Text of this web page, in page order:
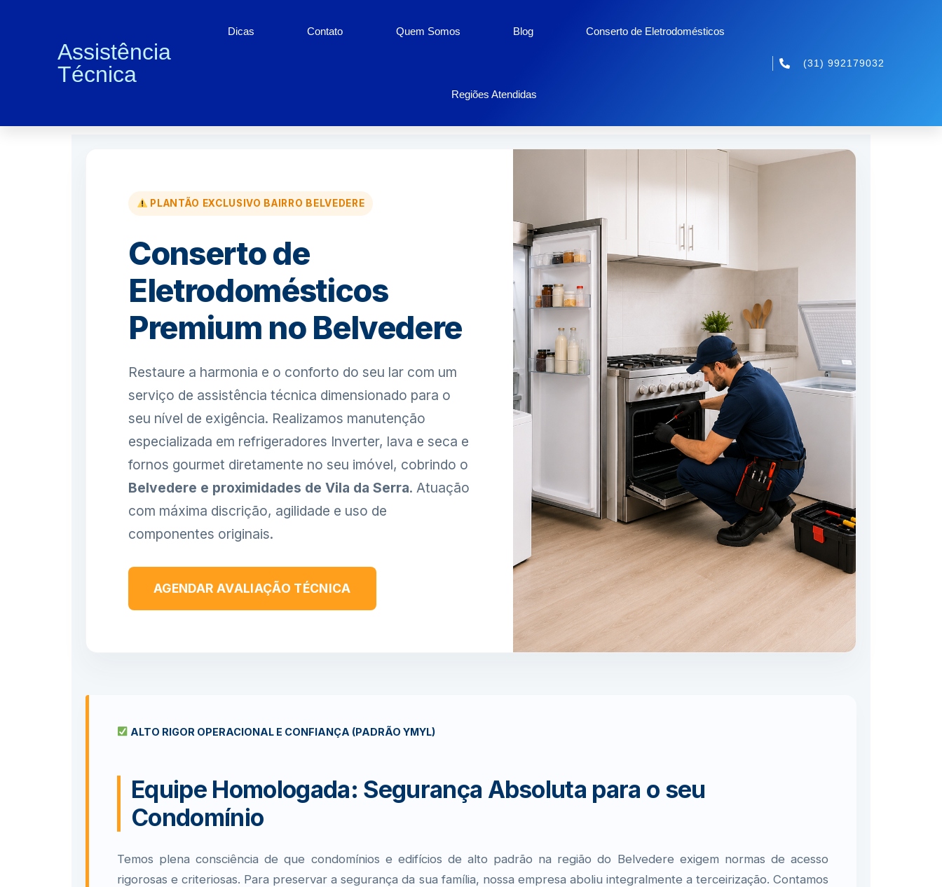
Assistência
Técnica
Dicas Contato Quem Somos Blog Conserto de Eletrodomésticos
Regiões Atendidas
(31) 992179032
Conserto de Eletrodomésticos Belvedere
PLANTÃO EXCLUSIVO BAIRRO BELVEDERE
Conserto de
Eletrodomésticos
Premium no Belvedere
Restaure a harmonia e o conforto do seu lar com um
serviço de assistência técnica dimensionado para o
seu nível de exigência. Realizamos manutenção
especializada em refrigeradores Inverter, lava e seca e
fornos gourmet diretamente no seu imóvel, cobrindo o
Belvedere e proximidades de Vila da Serra. Atuação
com máxima discrição, agilidade e uso de
componentes originais.
AGENDAR AVALIAÇÃO TÉCNICA
ALTO RIGOR OPERACIONAL E CONFIANÇA (PADRÃO YMYL)
Equipe Homologada: Segurança Absoluta para o seu
Condomínio
Temos plena consciência de que condomínios e edifícios de alto padrão na região do Belvedere exigem normas de acesso
rigorosas e criteriosas. Para preservar a segurança da sua família, nossa empresa aboliu integralmente a terceirização. Contamos